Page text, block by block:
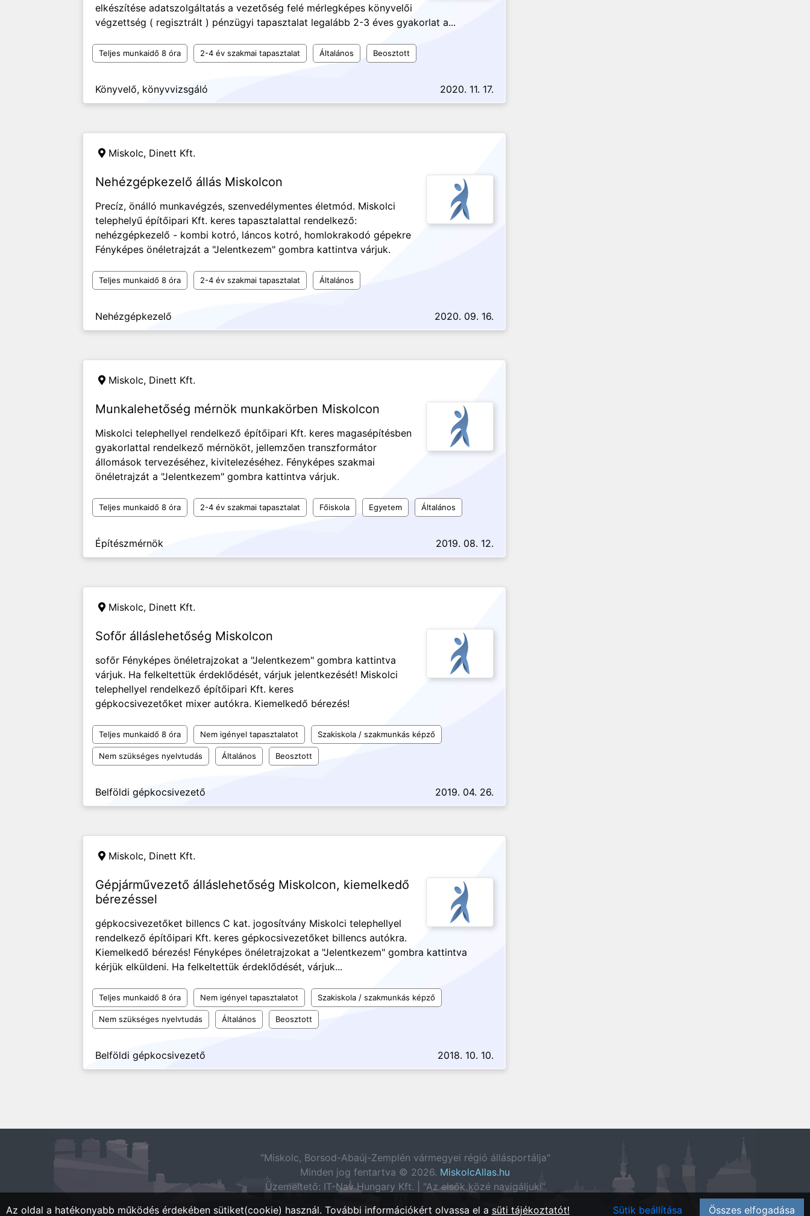
elkészítése adatszolgáltatás a vezetőség felé mérlegképes könyvelői
végzettség ( regisztrált ) pénzügyi tapasztalat legalább 2-3 éves gyakorlat a...
Teljes munkaidő 8 óra 2-4 év szakmai tapasztalat Általános Beosztott
Könyvelő, könyvvizsgáló 2020. 11. 17.
Miskolc, Dinett Kft.
Nehézgépkezelő állás Miskolcon
Precíz, önálló munkavégzés, szenvedélymentes életmód. Miskolci
telephelyű építőipari Kft. keres tapasztalattal rendelkező:
nehézgépkezelő - kombi kotró, láncos kotró, homlokrakodó gépekre
Fényképes önéletrajzát a "Jelentkezem" gombra kattintva várjuk.
Teljes munkaidő 8 óra 2-4 év szakmai tapasztalat Általános
Nehézgépkezelő 2020. 09. 16.
Miskolc, Dinett Kft.
Munkalehetőség mérnök munkakörben Miskolcon
Miskolci telephellyel rendelkező építőipari Kft. keres magasépítésben
gyakorlattal rendelkező mérnököt, jellemzően transzformátor
állomások tervezéséhez, kivitelezéséhez. Fényképes szakmai
önéletrajzát a "Jelentkezem" gombra kattintva várjuk.
Teljes munkaidő 8 óra 2-4 év szakmai tapasztalat Főiskola Egyetem Általános
Építészmérnök 2019. 08. 12.
Miskolc, Dinett Kft.
Sofőr álláslehetőség Miskolcon
sofőr Fényképes önéletrajzokat a "Jelentkezem" gombra kattintva
várjuk. Ha felkeltettük érdeklődését, várjuk jelentkezését! Miskolci
telephellyel rendelkező építőipari Kft. keres
gépkocsivezetőket mixer autókra. Kiemelkedő bérezés!
Teljes munkaidő 8 óra Nem igényel tapasztalatot Szakiskola / szakmunkás képző
Nem szükséges nyelvtudás Általános Beosztott
Belföldi gépkocsivezető 2019. 04. 26.
Miskolc, Dinett Kft.
Gépjárművezető álláslehetőség Miskolcon, kiemelkedő
bérezéssel
gépkocsivezetőket billencs C kat. jogosítvány Miskolci telephellyel
rendelkező építőipari Kft. keres gépkocsivezetőket billencs autókra.
Kiemelkedő bérezés! Fényképes önéletrajzokat a "Jelentkezem" gombra kattintva
kérjük elküldeni. Ha felkeltettük érdeklődését, várjuk...
Teljes munkaidő 8 óra Nem igényel tapasztalatot Szakiskola / szakmunkás képző
Nem szükséges nyelvtudás Általános Beosztott
Belföldi gépkocsivezető 2018. 10. 10.
"Miskolc, Borsod-Abaúj-Zemplén vármegyei régió állásportálja"
Minden jog fentartva © 2026. MiskolcAllas.hu
Üzemeltető: IT-Nav Hungary Kft. | "Az elsők közé navigáljuk!"
Az oldal a hatékonyabb működés érdekében sütiket(cookie) használ. További információkért olvassa el a süti tájékoztatót! Sütik beállítása Összes elfogadása